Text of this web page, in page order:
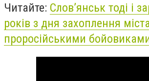
Читайте: Слов’янськ тоді і
років з дня захоплення
проросійськими